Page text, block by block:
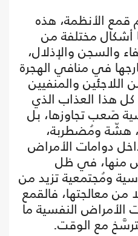
الأنظمة، هذه
أشكال مختلفة من
والسجن والإذلال،
في منافي الهجرة
اللاجئين والمنفيين
كل هذا العذاب الذي
صَعب تجاوزها، بل
هشّة ومُضطربة،
دوامات الأمراض
منها، في ظل
ومُجتمعية تزيد من
معالجتها، فالقمع
الأمراض النفسية ما
مع الوقت.